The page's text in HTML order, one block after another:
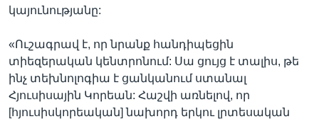
կայունությանը:
«Ուշագրավ է, որ նրանք հանդիպեցին
տիեզերական կենտրոնում: Սա ցույց է տալիս, թե
ինչ տեխնոլոգիա է ցանկանում ստանալ
Հյուսիսային Կորեան: Հաշվի առնելով, որ
[հյուսիսկորեական] նախորդ երկու լրտեսական